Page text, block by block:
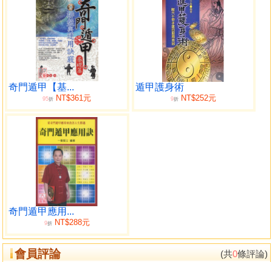
天甲子臨 地甲子是為「伏吟」，凡門符臨本宮皆同此例，而
不可用也；地天英 逢天天蓬是為「反吟」，凡門加衝宮皆同
此例，而避之可也！
吉門臨三奇而所求皆逐，奇門入墓迫而所為無成；乙丙
丁生休門 如合太陰之位是謂三全，其陰吉或有無，必審從背
之方，是謂二可， 六儀擊刑至惡而不可使用，九遁合門至利
而大可施為。
開門合乙而加己位，不犯奇墓門迫，名曰「地遁」臨紫
薇而蔽以 日精著也；月奇臨丁而逢生門，不犯奇墓門迫，名
曰「天遁」乘華蓋\\r 而蔽以月精著也；休門與丁奇相合太
陰，共地盤相臨斯為「人遁」亦 可行師；丙奇同生門而合於
九天遁，屬於神星奇遇；休門而臨於九地 遁，屬於鬼龍得
月，奇合休癸而或臨於坎，虎得乙奇臨生門而或出於 艮；
「風遁」則日開臨於巽，「雲遁」則月開合於坤，此九遁之
例( 參閱本書第六八頁)名實岳家之秘，顧用之何如，而驗之
無不應也！ 夫星有陰陽，門有開闔，惟天禽則無定位，
寄西南而屬中宮，從 三避五為害為生；勝地有三：天上值符
所臨天乙，大將居之，一也！ 值符後一為九天，我軍居之，
奇門遁甲【基...
95折 NT$361元
遁甲護身術
9折 NT$252元
奇門遁甲應用...
9折NT$288元
會員評論 (共0條評論)